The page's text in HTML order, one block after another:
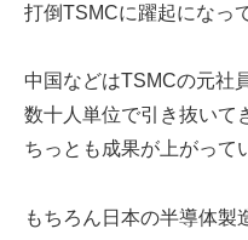
打倒TSMCに躍起になっ
中国などはTSMCの元社
数十人単位で引き抜いて
ちっとも成果が上がって
もちろん日本の半導体製